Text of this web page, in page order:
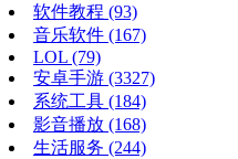
软件教程 (93)
音乐软件 (167)
LOL (79)
安卓手游 (3327)
系统工具 (184)
影音播放 (168)
生活服务 (244)